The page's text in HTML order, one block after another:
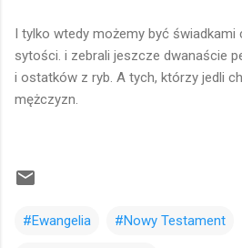
I tylko wtedy możemy być
sytości. i zebrali jeszcze dwanaście
i ostatków z ryb. A tych, którzy jedli
mężczyzn.
#Ewangelia #Nowy Testament